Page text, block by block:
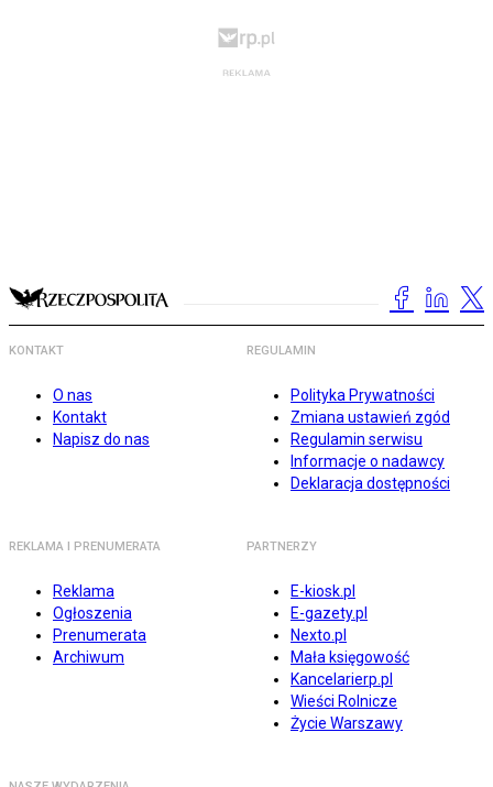
KONTAKT
O nas
Kontakt
Napisz do nas
REGULAMIN
Polityka Prywatności
Zmiana ustawień zgód
Regulamin serwisu
Informacje o nadawcy
Deklaracja dostępności
REKLAMA I PRENUMERATA
Reklama
Ogłoszenia
Prenumerata
Archiwum
PARTNERZY
E-kiosk.pl
E-gazety.pl
Nexto.pl
Mała księgowość
Kancelarierp.pl
Wieści Rolnicze
Życie Warszawy